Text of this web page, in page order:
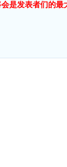
是发表者们的